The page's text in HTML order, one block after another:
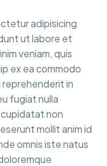
adipisicing
ut labore et
veniam, quis
ex ea commodo
in
fugiat nulla
non
mollit anim id
omnis iste natus